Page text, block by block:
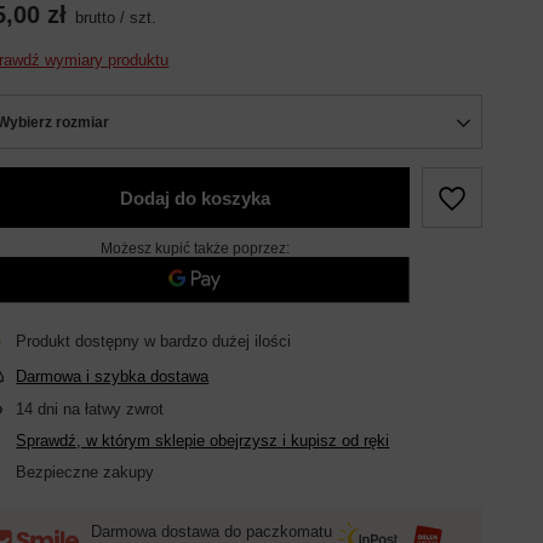
zł brutto /szt.
wymiary produktu
rozmiar
Dodaj do koszyka
Możesz kupić także poprzez:
Produkt dostępny w bardzo dużej ilości
Darmowa i szybka dostawa
14 dni na łatwy zwrot
Sprawdź, w którym sklepie obejrzysz i kupisz od ręki
Bezpieczne zakupy
Darmowa dostawa do paczkomatu